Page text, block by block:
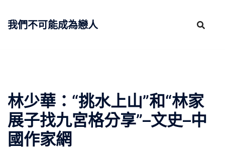
我們不可能成為戀人
林少華：“挑水上山”和“林家
展子找九宮格分享”–文史–中
國作家網